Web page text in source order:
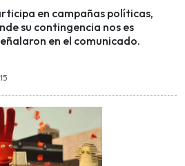
en campañas políticas,
su contingencia nos es
en el comunicado.